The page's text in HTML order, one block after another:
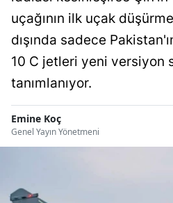
Bilecik
Bingöl
Bitlis
Bolu
uçağının ilk uçak
dışında sadece
10 C jetleri yeni versiyon
tanımlanıyor.
Emine Koç
Genel Yayın Yönetmeni